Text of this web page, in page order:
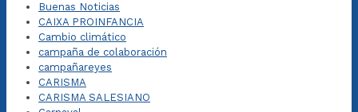
Buenas Noticias
CAIXA PROINFANCIA
Cambio climático
campaña de colaboración
campañareyes
CARISMA
CARISMA SALESIANO